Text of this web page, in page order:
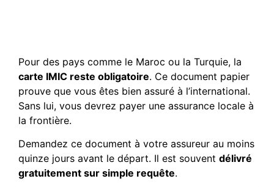
Pour des pays comme le Maroc ou la Turquie, la
carte IMIC reste obligatoire. Ce document papier
prouve que vous êtes bien assuré à l’international.
Sans lui, vous devrez payer une assurance locale à
la frontière.
Demandez ce document à votre assureur au moins
quinze jours avant le départ. Il est souvent délivré
gratuitement sur simple requête.